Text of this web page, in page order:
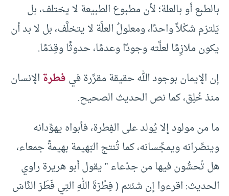
بالطبع أو بالعلة؛ لأن مطبوع الطبيعة لا يختلف، بل
يَلتزم شكْلاً واحدًا، ومعلولُ العلَّة لا يتخلَّف، بل لا بد أن
يكون ملازِمًا لعلَّته وجودًا وعدمًا، حدوثًا وقِدَمًا.
إن الإيمان بوجود الله حقيقة مقرَّرة فيفطرةالإنسان
منذ خُلِق، كما نص الحديث الصحيح.
ما من مولود إلا يُولد على الفِطرة، فأبواه يهوِّدانه
وينصِّرانه ويمجِّسانه، كما تُنتج البَهيمة بهيمةً جمعاء،
هل تُحسُّون فيها من جدْعاء ” يقول أبو هريرة راوي
الحديث: اقرءوا إن شئتم ( فِطْرَةَ اللهِ التِي فَطَرَ النَّاسَ